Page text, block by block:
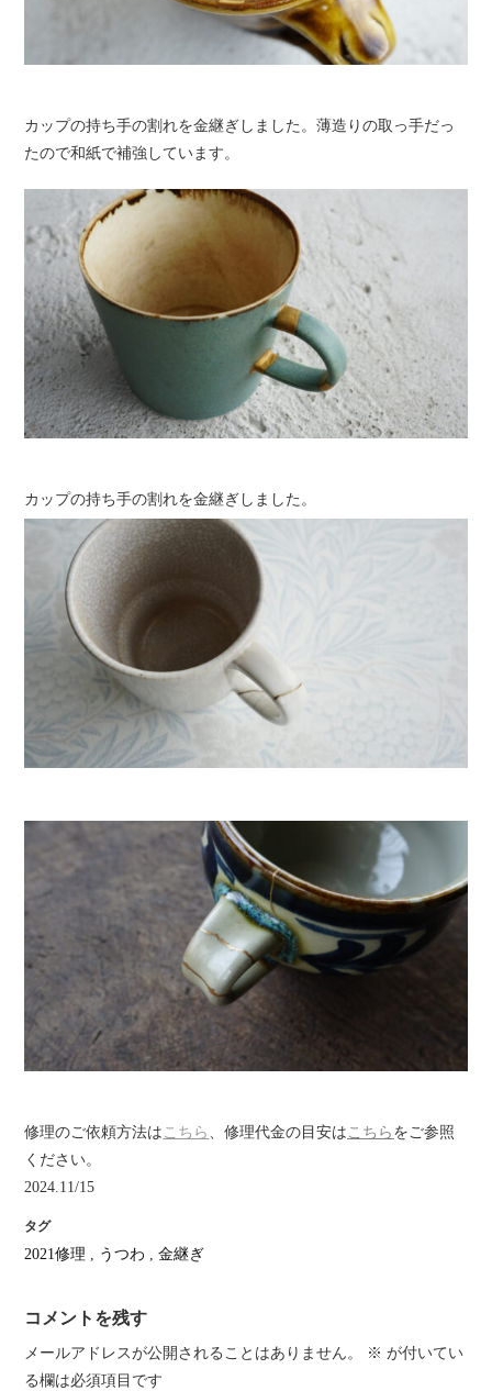
カップの持ち手の割れを金継ぎしました。薄造りの取っ手だっ
たので和紙で補強しています。
カップの持ち手の割れを金継ぎしました。
修理のご依頼方法は こちら 、修理代金の目安は こちら をご参照
ください。
2024.11/15
タグ
2021修理 , うつわ ,金継ぎ
コメントを残す
メールアドレスが公開されることはありません。 ※ が付いてい
る欄は必須項目です